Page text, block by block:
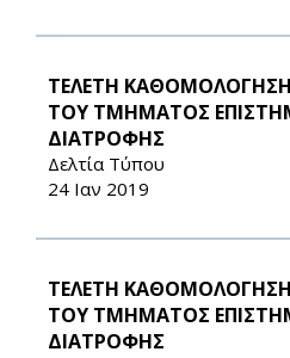
ΤΕΛΕΤΗ
ΤΟΥ ΤΜΗΜΑΤΟΣ
ΔΙΑΤΡΟΦΗΣ
Δελτία Τύπου
24 Ιαν 2019
ΤΕΛΕΤΗ
ΤΟΥ ΤΜΗΜΑΤΟΣ
ΔΙΑΤΡΟΦΗΣ